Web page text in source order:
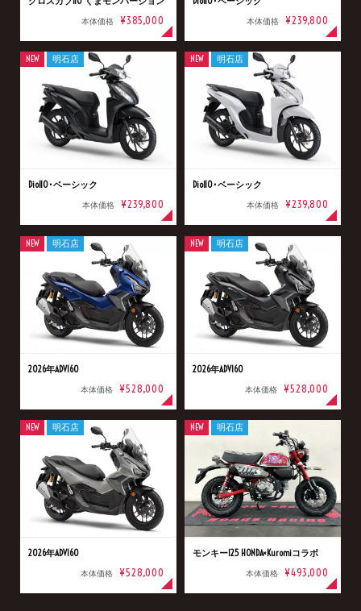
本体価格 ¥385,000 本体価格 ¥239,800
Dio110･ベーシック
本体価格 ¥239,800
NEW 明石店
Dio110･ベーシック
本体価格 ¥239,800
NEW 明石店
2026年ADV160
本体価格 ¥528,000
NEW 明石店
2026年ADV160
本体価格 ¥528,000
NEW 明石店
2026年ADV160
本体価格 ¥528,000
NEW 明石店
モンキー125 HONDA×Kuromiコラボ
本体価格 ¥493,000
NEW 明石店